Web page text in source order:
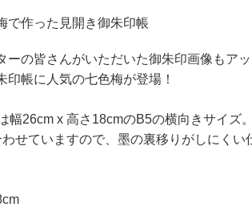
で作った見開き御朱印帳
の皆さんがいただいた御朱印画像もア
印帳に人気の七色梅が登場！
幅26cm x 高さ18cmのB5の横向きサイズ
せていますので、墨の裏移りがしにくい